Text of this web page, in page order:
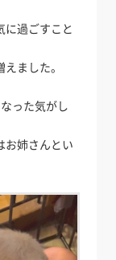
に過ごすこと
ました。
った気がし
お姉さんとい